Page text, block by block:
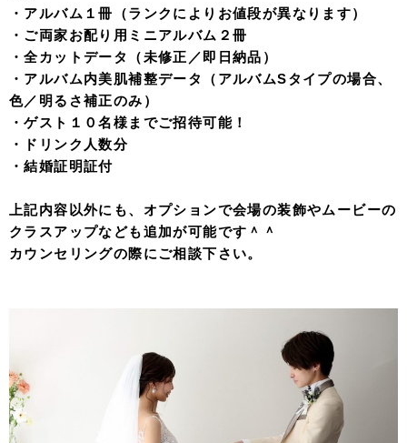
・アルバム１冊（ランクによりお値段が異なります）
・ご両家お配り用ミニアルバム２冊
・全カットデータ（未修正／即日納品）
・アルバム内美肌補整データ（アルバムSタイプの場合、
色／明るさ補正のみ）
・ゲスト１０名様までご招待可能！
・ドリンク人数分
・結婚証明証付
上記内容以外にも、オプションで会場の装飾やムービーの
クラスアップなども追加が可能です＾＾
カウンセリングの際にご相談下さい。